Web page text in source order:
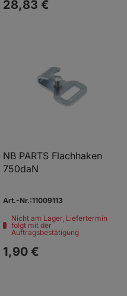
28,83 €
NB PARTS Flachhaken
750daN
Art.-Nr.:11009113
Nicht am Lager, Liefertermin
folgt mit der
Auftragsbestätigung
1,90 €